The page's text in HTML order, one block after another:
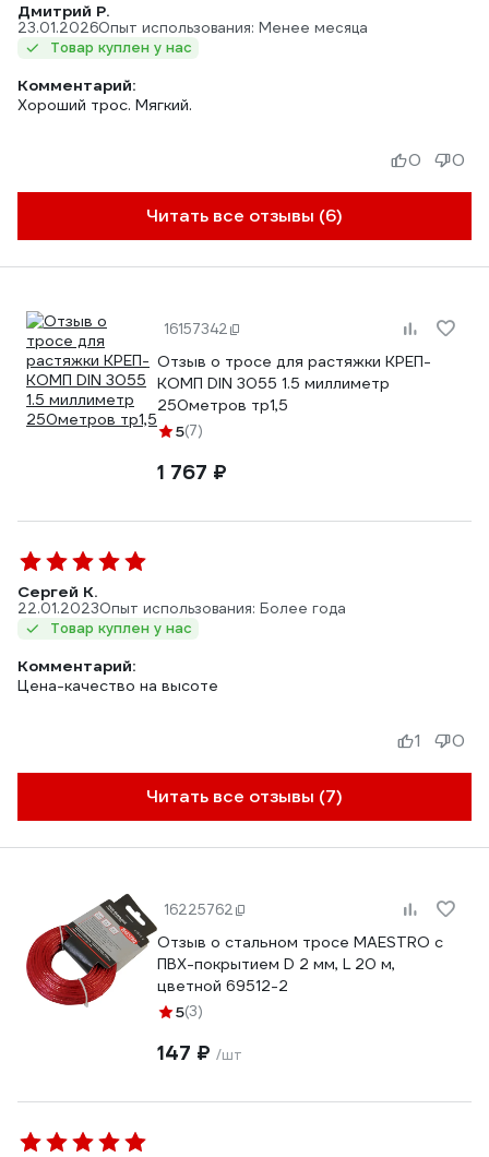
Дмитрий Р.
23.01.2026Опыт использования: Менее месяца
Товар куплен у нас
Комментарий:
Хороший трос. Мягкий.
Читать все отзывы (6)
0 0
16157342
Отзыв о тросе для растяжки КРЕП-
КОМП DIN 3055 1.5 миллиметр
250метров тр1,5
5(7)
1 767 ₽
Сергей К.
22.01.2023Опыт использования: Более года
Товар куплен у нас
Комментарий:
Цена-качество на высоте
Читать все отзывы (7)
1 0
16225762
Отзыв о стальном тросе MAESTRO с
ПВХ-покрытием D 2 мм, L 20 м,
цветной 69512-2
5(3)
147 ₽ /шт